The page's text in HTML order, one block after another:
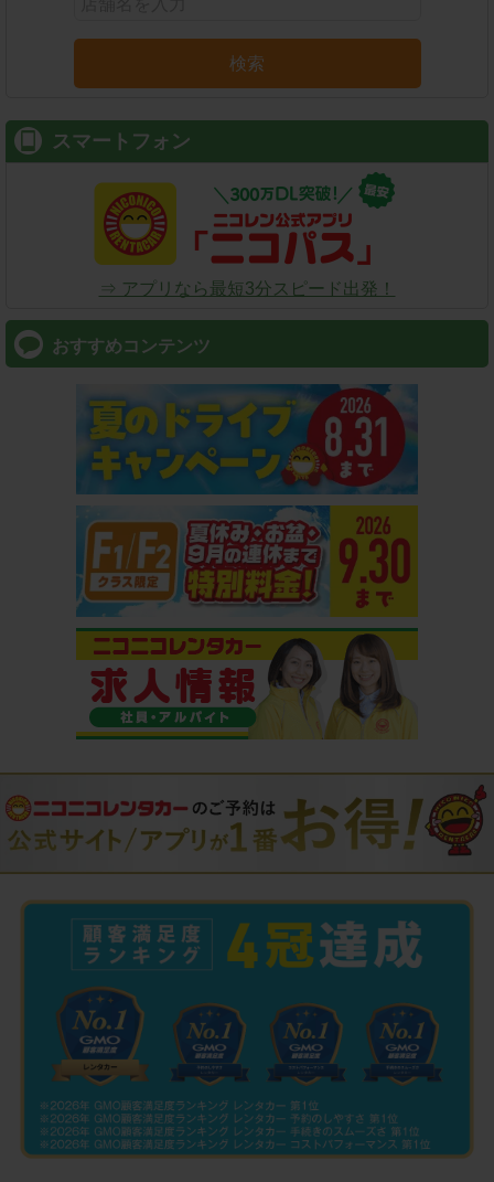
検索
スマートフォン
⇒ アプリなら最短3分スピード出発！
おすすめコンテンツ